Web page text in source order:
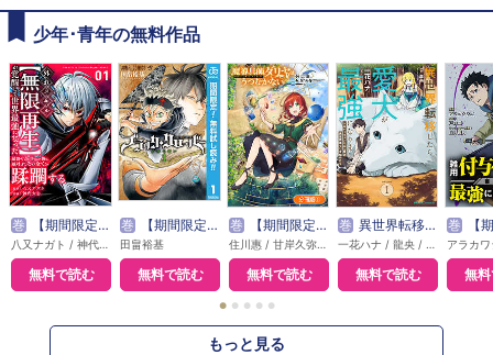
少年･青年の無料作品
巻 【期間限定無料】外れスキル【無限再生】が覚醒して世界最強になった ～最強の力を手にした俺は、敵対するその全てを蹂躙する～
無料で読む
巻 【期間限定 無料お試し版】ブラッククローバー
田畠裕基
無料で読む
巻 【期間限定無料】魔導具師ダリヤはうつむかない ～Dahliya Wilts No More～【分冊版】
無料で読む
巻 異世界転移したら愛犬が最強になりました ～シルバーフェンリルと俺が異世界暮らしを始めたら～ THE COMIC
無料で読む
巻 【期間限定無料】雑
無
● ● ● ● ●
もっと見る